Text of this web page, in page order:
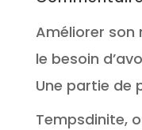
Améliorer
le besoin
Une partie de
Tempsdinite,